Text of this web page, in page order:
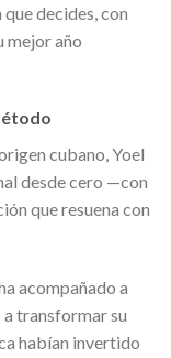
decides, con
mejor año
cubano, Yoel
desde cero —con
que resuena con
acompañado a
transformar su
habían invertido